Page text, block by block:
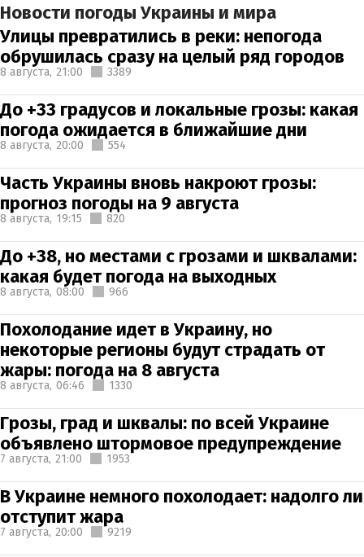
Новости погоды Украины и мира
Улицы превратились в реки: непогода
обрушилась сразу на целый ряд городов
8 августа, 21:00 3389
До +33 градусов и локальные грозы: какая
погода ожидается в ближайшие дни
8 августа, 20:00 554
Часть Украины вновь накроют грозы:
прогноз погоды на 9 августа
8 августа, 19:15 820
До +38, но местами с грозами и шквалами:
какая будет погода на выходных
8 августа, 08:00 966
Похолодание идет в Украину, но
некоторые регионы будут страдать от
жары: погода на 8 августа
8 августа, 06:46 1330
Грозы, град и шквалы: по всей Украине
объявлено штормовое предупреждение
7 августа, 21:00 1953
В Украине немного похолодает: надолго ли
отступит жара
7 августа, 20:00 9219